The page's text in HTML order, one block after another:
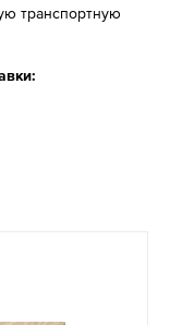
транспортную